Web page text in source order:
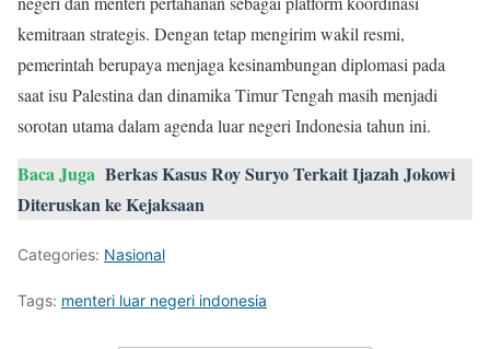
kemitraan strategis. Dengan tetap mengirim wakil resmi,
pemerintah berupaya menjaga kesinambungan diplomasi pada
saat isu Palestina dan dinamika Timur Tengah masih menjadi
sorotan utama dalam agenda luar negeri Indonesia tahun ini.
Baca Juga Berkas Kasus Roy Suryo Terkait Ijazah Jokowi
Diteruskan ke Kejaksaan
Categories: Nasional
Tags: menteri luar negeri indonesia